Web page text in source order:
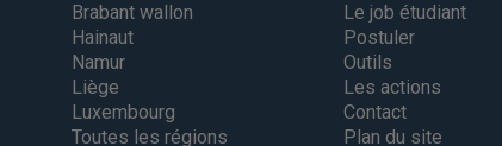
Brabant wallon
Hainaut
Namur
Liège
Luxembourg
Toutes les régions
Le job étudiant
Postuler
Outils
Les actions
Contact
Plan du site